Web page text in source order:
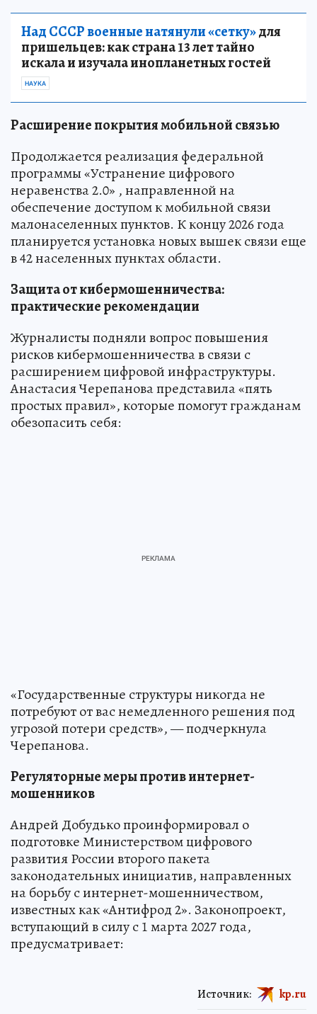
Над СССР военные натянули «сетку»для
пришельцев: как страна 13 лет тайно
искала и изучала инопланетных гостей
НАУКА
Расширение покрытия мобильной связью
Продолжается реализация федеральной
программы «Устранение цифрового
неравенства 2.0» , направленной на
обеспечение доступом к мобильной связи
малонаселенных пунктов. К концу 2026 года
планируется установка новых вышек связи еще
в 42 населенных пунктах области.
Защита от кибермошенничества:
практические рекомендации
Журналисты подняли вопрос повышения
рисков кибермошенничества в связи с
расширением цифровой инфраструктуры.
Анастасия Черепанова представила «пять
простых правил», которые помогут гражданам
обезопасить себя:
«Государственные структуры никогда не
потребуют от вас немедленного решения под
угрозой потери средств», — подчеркнула
Черепанова.
Регуляторные меры против интернет-
мошенников
Андрей Добудько проинформировал о
подготовке Министерством цифрового
развития России второго пакета
законодательных инициатив, направленных
на борьбу с интернет-мошенничеством,
известных как «Антифрод 2». Законопроект,
вступающий в силу с 1 марта 2027 года,
предусматривает:
Источник: kp.ru